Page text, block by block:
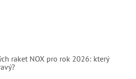
raket NOX pro rok 2026: který